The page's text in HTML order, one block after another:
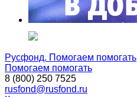
Русфонд. Помогаем помогать
Помогаем помогать
8 (800) 250 7525
rusfond@rusfond.ru